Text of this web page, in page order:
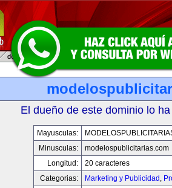
El dueño de este dominio lo
Mayusculas:
Minusculas:
modelospublicitarias.com
Longitud:
20 caracteres
Categorias:
Marketing y Publicidad ,